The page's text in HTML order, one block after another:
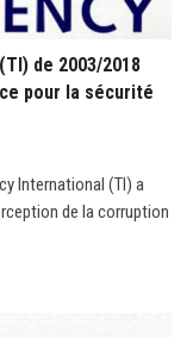
de 2003/2018
pour la sécurité
International (TI) a
de la corruption